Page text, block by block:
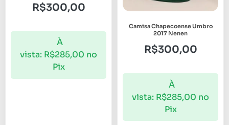
R$300,00
À
vista: R$285,00 no
Pix
Camisa Chapecoense Umbro
2017 Nenen
R$300,00
À
vista: R$285,00 no
Pix